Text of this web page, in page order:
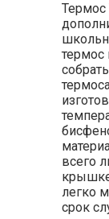
Термос
термос
всего
легко
срок